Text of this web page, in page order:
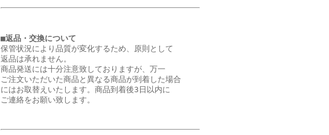
■返品・交換について
保管状況により品質が変化するため、原則として
返品は承れません。
商品発送には十分注意致しておりますが、万一
ご注文いただいた商品と異なる商品が到着した場合
にはお取替えいたします。商品到着後3日以内に
ご連絡をお願い致します。